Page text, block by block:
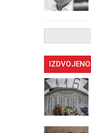
IZDVOJENO